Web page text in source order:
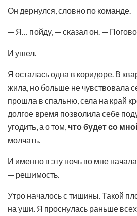
Он дернулся, словно по команде.
— Я… пойду, — сказал он. —
И ушел.
Я осталась одна в коридоре. В
жила, но больше не чувствовала
прошла в спальню, села на край
долгое время позволила себе
угодить, а о том, что будет со
молчать.
И именно в эту ночь во мне
— решимость.
Утро началось с тишины. Такой
на уши. Я проснулась раньше